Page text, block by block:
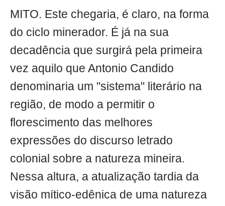
MITO. Este chegaria, é claro, na forma
do ciclo minerador. É já na sua
decadência que surgirá pela primeira
vez aquilo que Antonio Candido
denominaria um "sistema" literário na
região, de modo a permitir o
florescimento das melhores
expressões do discurso letrado
colonial sobre a natureza mineira.
Nessa altura, a atualização tardia da
visão mítico-edênica de uma natureza